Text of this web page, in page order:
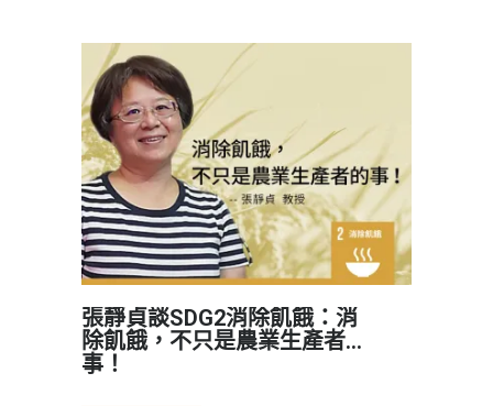
議題。我們難道真的有糧食安全的問題
嗎？一起來聽聽張靜貞老師的觀察與看
法！
張靜貞談SDG2消除飢餓：消
除飢餓，不只是農業生產者的
事！